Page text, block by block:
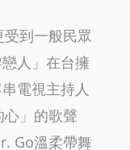
到一般民眾
人」在台擁
電視主持人
」的歌聲
Go溫柔帶舞